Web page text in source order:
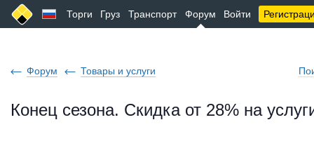
Торги Груз Транспорт Форум Войти
Форум Товары и услуги
Конец сезона. Скидка от 28% на